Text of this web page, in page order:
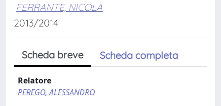
FERRANTE, NICOLA
2013/2014
Scheda breve Scheda completa
Relatore
PEREGO, ALESSANDRO